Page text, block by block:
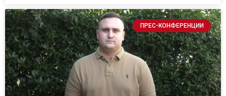
ПРЕС-КОНФЕРЕНЦИИ